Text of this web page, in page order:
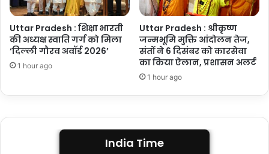
Uttar Pradesh : शिक्षा भारती
की अध्यक्ष स्वाति गर्ग को मिला
‘दिल्ली गौरव अवॉर्ड 2026’
1 hour ago
Uttar Pradesh : श्रीकृष्ण
जन्मभूमि मुक्ति आंदोलन तेज,
संतों ने 6 दिसंबर को कारसेवा
का किया ऐलान, प्रशासन अलर्ट
1 hour ago
India Time